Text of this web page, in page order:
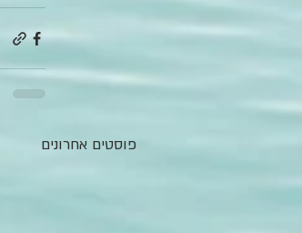
פוסטים אחרונים